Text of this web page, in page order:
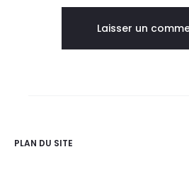
PLAN DU SITE